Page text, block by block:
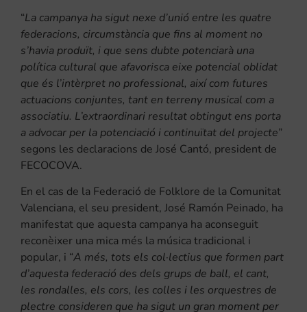
“La campanya ha sigut nexe d’unió entre les quatre
federacions, circumstància que fins al moment no
s’havia produït, i que sens dubte potenciarà una
política cultural que afavorisca eixe potencial oblidat
que és l’intèrpret no professional, així com futures
actuacions conjuntes, tant en terreny musical com a
associatiu. L’extraordinari resultat obtingut ens porta
a advocar per la potenciació i continuïtat del projecte”
segons les declaracions de José Cantó, president de
FECOCOVA.
En el cas de la Federació de Folklore de la Comunitat
Valenciana, el seu president, José Ramón Peinado, ha
manifestat que aquesta campanya ha aconseguit
reconèixer una mica més la música tradicional i
popular, i “A més, tots els col·lectius que formen part
d’aquesta federació des dels grups de ball, el cant,
les rondalles, els cors, les colles i les orquestres de
plectre consideren que ha sigut un gran moment per